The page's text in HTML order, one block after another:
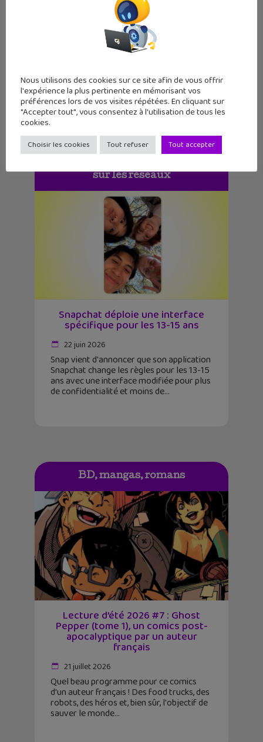
protéger sur les réseaux sociaux
18 décembre 2025
FantomApp est une application pratique
préserver tes données sur les
sur les réseaux
Snapchat déploie une interface
spécifique pour les 13-15 ans
22 juin 2026
Snap vient d'annoncer que son application
Snapchat change les règles pour les 13-15
ans avec une interface modifiée pour plus
de confidentialité et moins de
BD, mangas, romans
Lecture d’été 2026 #7 : Ghost
Pepper (tome 1), un comics post-
apocalyptique par un auteur
français
21 juillet 2026
Quel beau programme pour ce comics
d'un auteur français ! Des food trucks, des
robots, des héros et, bien sûr, l'objectif de
sauver le monde
Nous utilisons des cookies sur ce site afin de vous offrir
l'expérience la plus pertinente en mémorisant vos
préférences lors de vos visites répétées. En cliquant sur
"Accepter tout", vous consentez à l'utilisation de tous les
cookies.
Choisir les cookies Tout refuser Tout accepter